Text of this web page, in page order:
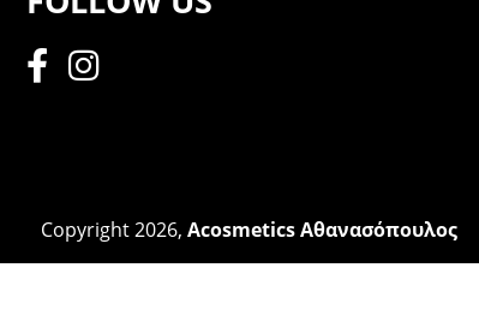
Copyright 2026, Acosmetics Αθανασόπουλος